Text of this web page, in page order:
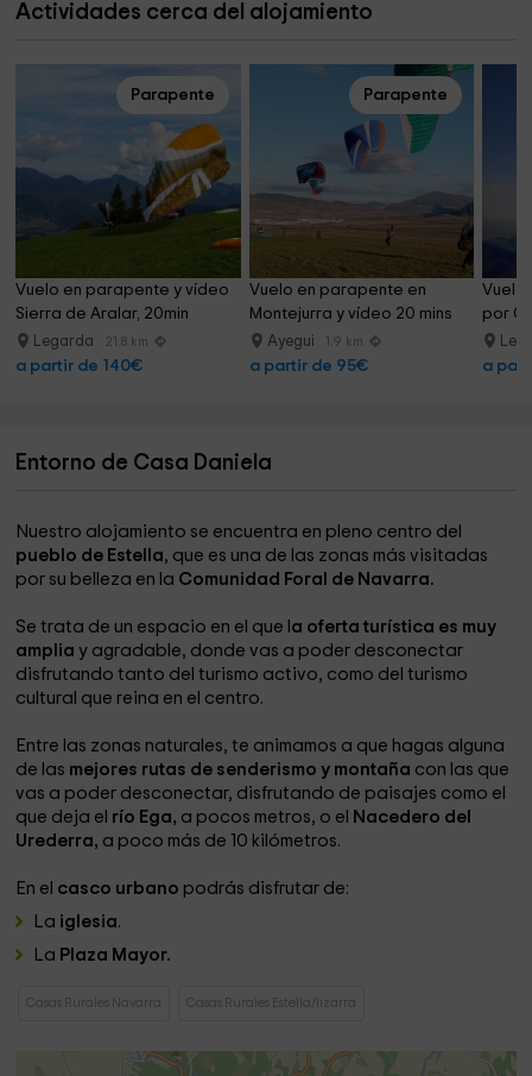
Actividades cerca del alojamiento
Parapente
Vuelo en parapente y vídeo
Sierra de Aralar, 20min
Legarda 21.8 km
a partir de 140€
Parapente
Vuelo en parapente en
Montejurra y vídeo 20 mins
Ayegui 1.9 km
a partir de 95€
Vuelo
por
a
Entorno de Casa Daniela
Nuestro alojamiento se encuentra en pleno centro del
pueblo de Estella, que es una de las zonas más visitadas
por su belleza en la Comunidad Foral de Navarra.
Se trata de un espacio en el que l a oferta turística es muy
ampliay agradable, donde vas a poder desconectar
disfrutando tanto del turismo activo, como del turismo
cultural que reina en el centro.
Entre las zonas naturales, te animamos a que hagas alguna
de las mejores rutas de senderismo y montaña con las que
vas a poder desconectar, disfrutando de paisajes como el
que deja el río Ega, a pocos metros, o el
Nacedero del
Urederra, a poco más de 10 kilómetros.
En el casco urbano podrás disfrutar de:
La iglesia.
La Plaza Mayor.
Casas Rurales Navarra Casas Rurales Estella/lizarra